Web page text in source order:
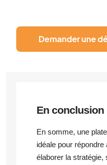
En conclusion
En somme, une
idéale pour
élaborer la